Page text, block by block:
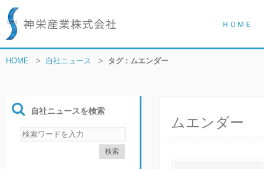
ＨＯＭＥ
HOME > 自社ニュース > タグ : ムエンダー
ムエンダー
自社ニュースを検索